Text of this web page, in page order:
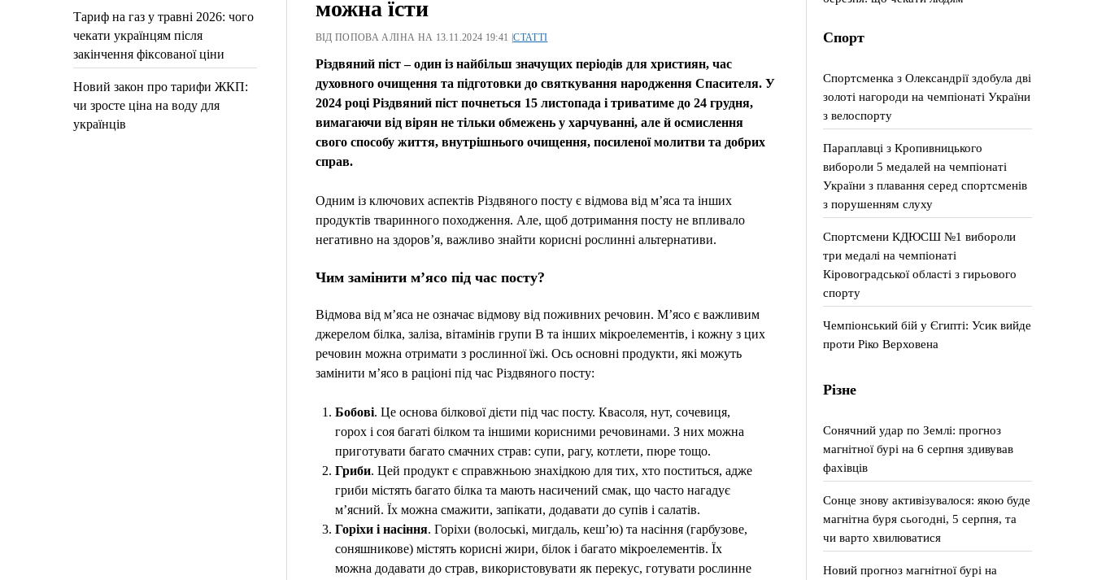
Тариф на газ у травні 2026: чого
чекати українцям після
закінчення фіксованої ціни
Новий закон про тарифи ЖКП:
чи зросте ціна на воду для
українців
можна їсти
ВІД ПОПОВА АЛІНА НА 13.11.2024 19:41 |СТАТТІ
Різдвяний піст – один із найбільш значущих періодів для християн, час
духовного очищення та підготовки до святкування народження Спасителя. У
2024 році Різдвяний піст почнеться 15 листопада і триватиме до 24 грудня,
вимагаючи від вірян не тільки обмежень у харчуванні, але й осмислення
свого способу життя, внутрішнього очищення, посиленої молитви та добрих
справ.
Одним із ключових аспектів Різдвяного посту є відмова від м’яса та інших
продуктів тваринного походження. Але, щоб дотримання посту не впливало
негативно на здоров’я, важливо знайти корисні рослинні альтернативи.
Чим замінити м’ясо під час посту?
Відмова від м’яса не означає відмову від поживних речовин. М’ясо є важливим
джерелом білка, заліза, вітамінів групи B та інших мікроелементів, і кожну з цих
речовин можна отримати з рослинної їжі. Ось основні продукти, які можуть
замінити м’ясо в раціоні під час Різдвяного посту:
Бобові. Це основа білкової дієти під час посту. Квасоля, нут, сочевиця,
горох і соя багаті білком та іншими корисними речовинами. З них можна
приготувати багато смачних страв: супи, рагу, котлети, пюре тощо.
Гриби. Цей продукт є справжньою знахідкою для тих, хто поститься, адже
гриби містять багато білка та мають насичений смак, що часто нагадує
м’ясний. Їх можна смажити, запікати, додавати до супів і салатів.
Горіхи і насіння. Горіхи (волоські, мигдаль, кеш’ю) та насіння (гарбузове,
соняшникове) містять корисні жири, білок і багато мікроелементів. Їх
можна додавати до страв, використовувати як перекус, готувати рослинне
Спорт
Спортсменка з Олександрії здобула дві
золоті нагороди на чемпіонаті України
з велоспорту
Параплавці з Кропивницького
вибороли 5 медалей на чемпіонаті
України з плавання серед спортсменів
з порушенням слуху
Спортсмени КДЮСШ №1 вибороли
три медалі на чемпіонаті
Кіровоградської області з гирьового
спорту
Чемпіонський бій у Єгипті: Усик вийде
проти Ріко Верховена
Різне
Сонячний удар по Землі: прогноз
магнітної бурі на 6 серпня здивував
фахівців
Сонце знову активізувалося: якою буде
магнітна буря сьогодні, 5 серпня, та
чи варто хвилюватися
Новий прогноз магнітної бурі на